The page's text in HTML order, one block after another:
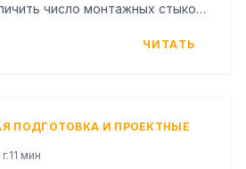
число монтажных стыков.
ЧИТАТЬ
ПОДГОТОВКА И ПРОЕКТНЫЕ
11 мин